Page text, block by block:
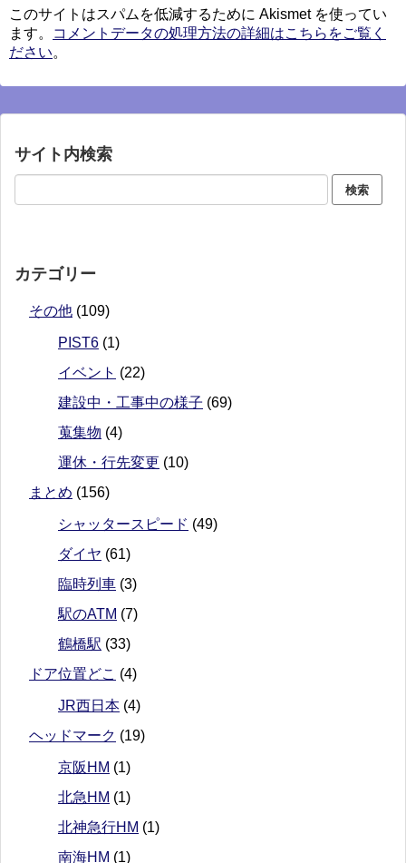
このサイトはスパムを低減するために Akismet を使ってい
ます。
コメントデータの処理方法の詳細はこちらをご覧く
ださい。
サイト内検索
カテゴリー
その他 (109)
PIST6 (1)
イベント (22)
建設中・工事中の様子 (69)
蒐集物 (4)
運休・行先変更 (10)
まとめ (156)
シャッタースピード (49)
ダイヤ (61)
臨時列車 (3)
駅のATM (7)
鶴橋駅 (33)
ドア位置どこ (4)
JR西日本 (4)
ヘッドマーク (19)
京阪HM (1)
北急HM (1)
北神急行HM (1)
南海HM (1)